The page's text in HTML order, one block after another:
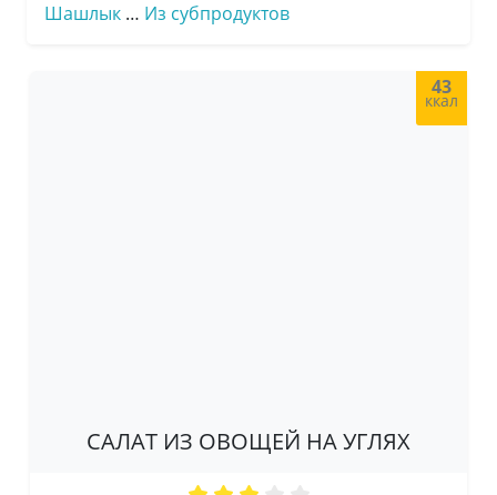
Шашлык … Из субпродуктов
43
ккал
САЛАТ ИЗ ОВОЩЕЙ НА УГЛЯХ